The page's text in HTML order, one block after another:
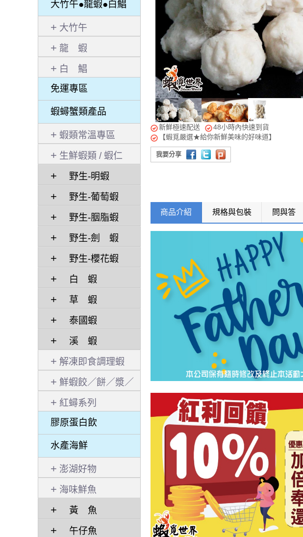
大竹午●龍蝦●白鯧
大竹午
龍 蝦
白 鯧
免運專區
蝦蟳蟹類產品
蝦類常溫專區
生鮮蝦類 / 蝦仁
野生-明蝦
野生-葡萄蝦
野生-胭脂蝦
野生-劍 蝦
野生-櫻花蝦
白 蝦
草 蝦
泰國蝦
溪 蝦
解凍即食調理蝦
鮮蝦餃／餅／漿／
捲／粉
紅蟳系列
膠原蛋白飲
水產海鮮
澎湖好物
海味鮮魚
黃 魚
午仔魚
新鮮極速配送
48小時內快速到貨
【蝦覓嚴選★給你新鮮美味的好味道】
我要分享
商品介紹 規格與包裝 問與答